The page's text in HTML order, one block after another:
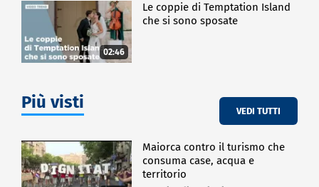
02:46
Le coppie di Temptation Island
che si sono sposate
Più visti VEDI TUTTI
Maiorca contro il turismo che
consuma case, acqua e
territorio